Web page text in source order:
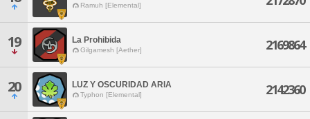
Ramuh [Elemental]
19 La Prohibida
Gilgamesh [Aether] 2169864
20 LUZ Y OSCURIDAD ARIA
Typhon [Elemental] 2142360